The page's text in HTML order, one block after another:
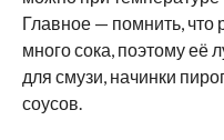
Главное — помнить, что
много сока, поэтому её
для смузи, начинки
соусов.